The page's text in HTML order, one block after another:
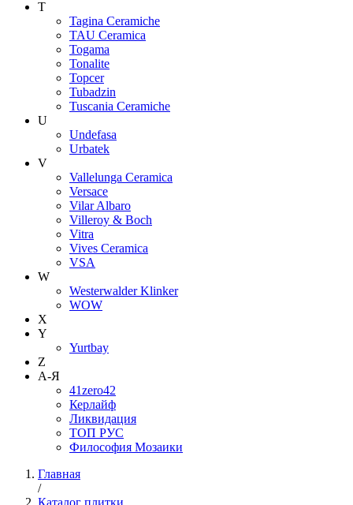
T
Tagina Ceramiche
TAU Ceramica
Togama
Tonalite
Topcer
Tubadzin
Tuscania Ceramiche
U
Undefasa
Urbatek
V
Vallelunga Ceramica
Versace
Vilar Albaro
Villeroy & Boch
Vitra
Vives Ceramica
VSA
W
Westerwalder Klinker
WOW
X
Y
Yurtbay
Z
А-Я
41zero42
Керлайф
Ликвидация
ТОП РУС
Философия Мозаики
Главная
/
Каталог плитки